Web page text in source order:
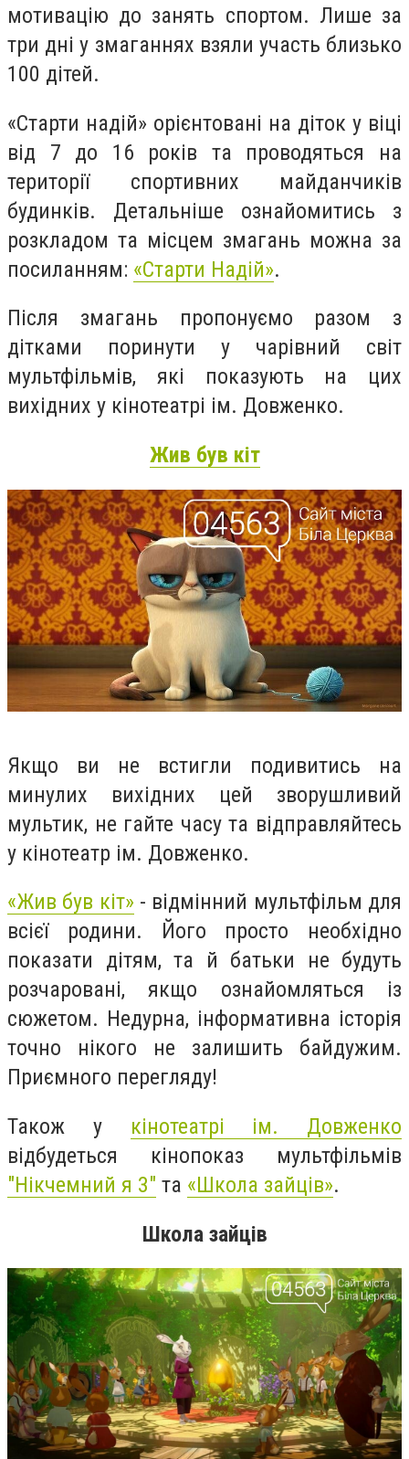
мотивацію до занять спортом. Лише за
три дні у змаганнях взяли участь близько
100 дітей.
«Старти надій» орієнтовані на діток у віці
від 7 до 16 років та проводяться на
території спортивних майданчиків
будинків. Детальніше ознайомитись з
розкладом та місцем змагань можна за
посиланням: «Старти Надій».
Після змагань пропонуємо разом з
дітками поринути у чарівний світ
мультфільмів, які показують на цих
вихідних у кінотеатрі ім. Довженко.
Жив був кіт
Якщо ви не встигли подивитись на
минулих вихідних цей зворушливий
мультик, не гайте часу та відправляйтесь
у кінотеатр ім. Довженко.
«Жив був кіт» - відмінний мультфільм для
всієї родини. Його просто необхідно
показати дітям, та й батьки не будуть
розчаровані, якщо ознайомляться із
сюжетом. Недурна, інформативна історія
точно нікого не залишить байдужим.
Приємного перегляду!
Також у кінотеатрі ім. Довженко
відбудеться кінопоказ мультфільмів
"Нікчемний я 3" та «Школа зайців».
Школа зайців